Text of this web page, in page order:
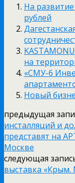
На
рублей
на
«СМУ-6
Новый
предыдущая
инсталляций и
представят на
Москве
следующая
выставка «Крым.